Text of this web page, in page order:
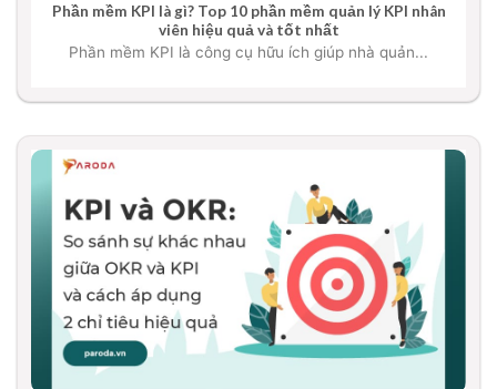
Phần mềm KPI là gì? Top 10 phần mềm quản lý KPI nhân
viên hiệu quả và tốt nhất
Phần mềm KPI là công cụ hữu ích giúp nhà quản...